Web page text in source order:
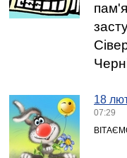
18
07:29